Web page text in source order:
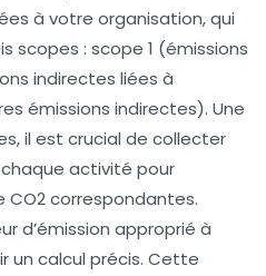
à votre organisation, qui
scopes : scope 1 (émissions
indirectes liées à
émissions indirectes). Une
il est crucial de collecter
activité pour
CO2correspondantes.
d’émission approprié à
un calcul précis. Cette